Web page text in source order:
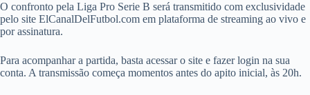
O confronto pela Liga Pro Serie B será transmitido com exclusividade
pelo site ElCanalDelFutbol.com em plataforma de streaming ao vivo e
por assinatura.
Para acompanhar a partida, basta acessar o site e fazer login na sua
conta. A transmissão começa momentos antes do apito inicial, às 20h.